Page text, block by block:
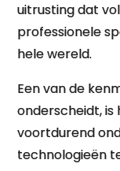
uitrusting dat
professionele
hele wereld.
Een van de
onderscheidt, is
voortdurend
technologieën